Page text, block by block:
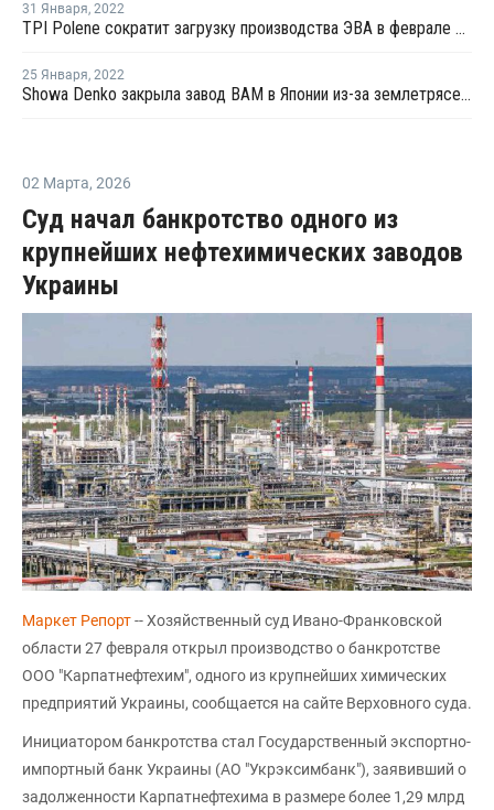
31 Января, 2022
TPI Polene сократит загрузку производства ЭВА в феврале в Таиланде
25 Января, 2022
Showa Denko закрыла завод ВАМ в Японии из-за землетрясения
02 Марта, 2026
Суд начал банкротство одного из
крупнейших нефтехимических заводов
Украины
Маркет Репорт-- Хозяйственный суд Ивано-Франковской
области 27 февраля открыл производство о банкротстве
ООО "Карпатнефтехим", одного из крупнейших химических
предприятий Украины, сообщается на сайте Верховного суда.
Инициатором банкротства стал Государственный экспортно-
импортный банк Украины (АО "Укрэксимбанк"), заявивший о
задолженности Карпатнефтехима в размере более 1,29 млрд